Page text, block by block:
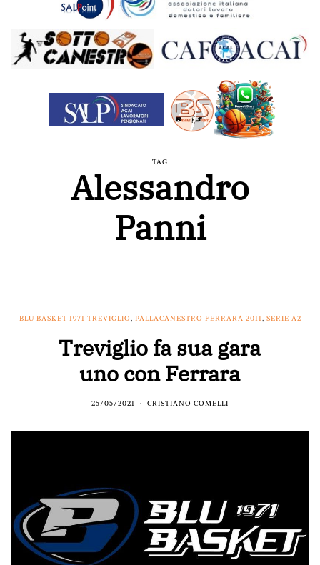
TAG
Alessandro
Panni
BLU BASKET 1971 TREVIGLIO, PALLACANESTRO FERRARA 2011, SERIE A2
Treviglio fa sua gara
uno con Ferrara
25/05/2021 CRISTIANO COMELLI